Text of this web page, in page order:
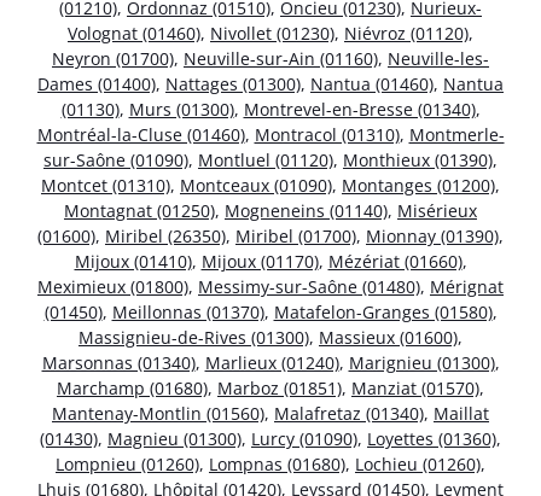
(01210), Ordonnaz (01510), Oncieu (01230), Nurieux-
Volognat (01460), Nivollet (01230), Niévroz (01120),
Neyron (01700), Neuville-sur-Ain (01160), Neuville-les-
Dames (01400), Nattages (01300), Nantua (01460), Nantua
(01130), Murs (01300), Montrevel-en-Bresse (01340),
Montréal-la-Cluse (01460), Montracol (01310), Montmerle-
sur-Saône (01090), Montluel (01120), Monthieux (01390),
Montcet (01310), Montceaux (01090), Montanges (01200),
Montagnat (01250), Mogneneins (01140), Misérieux
(01600), Miribel (26350), Miribel (01700), Mionnay (01390),
Mijoux (01410), Mijoux (01170), Mézériat (01660),
Meximieux (01800), Messimy-sur-Saône (01480), Mérignat
(01450), Meillonnas (01370), Matafelon-Granges (01580),
Massignieu-de-Rives (01300), Massieux (01600),
Marsonnas (01340), Marlieux (01240), Marignieu (01300),
Marchamp (01680), Marboz (01851), Manziat (01570),
Mantenay-Montlin (01560), Malafretaz (01340), Maillat
(01430), Magnieu (01300), Lurcy (01090), Loyettes (01360),
Lompnieu (01260), Lompnas (01680), Lochieu (01260),
Lhuis (01680), Lhôpital (01420), Leyssard (01450), Leyment